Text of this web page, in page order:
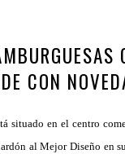
CON
situado en el centro
al Mejor Diseño en